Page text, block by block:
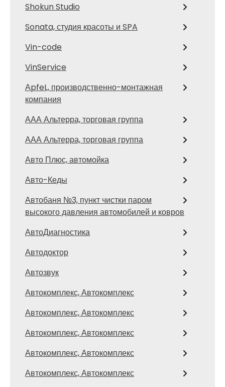
Shokun Studio
Sonata, студия красоты и SPA
Vin-code
VinService
АpfeL, производственно-монтажная
компания
ААА Альтерра, торговая группа
ААА Альтерра, торговая группа
Авто Плюс, автомойка
Авто-Кеды
Автобаня №3, пункт чистки паром
высокого давления автомобилей и ковров
АвтоДиагностика
Автодоктор
Автозвук
Автокомплекс, Автокомплекс
Автокомплекс, Автокомплекс
Автокомплекс, Автокомплекс
Автокомплекс, Автокомплекс
Автокомплекс, Автокомплекс